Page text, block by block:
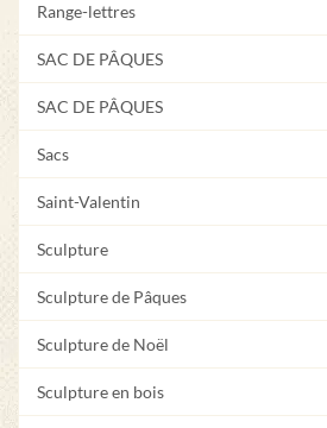
Range-lettres
SAC DE PÂQUES
SAC DE PÂQUES
Sacs
Saint-Valentin
Sculpture
Sculpture de Pâques
Sculpture de Noël
Sculpture en bois